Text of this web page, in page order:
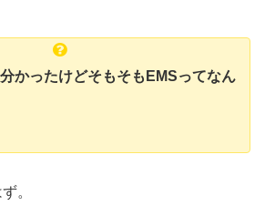
かったけどそもそもEMSってなん
。